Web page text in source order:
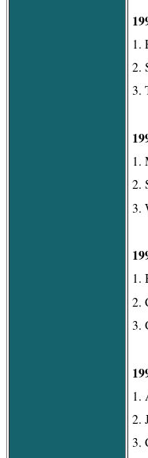
1.
2.
3.
1.
2.
3.
1.
2.
3.
1.
2.
3.